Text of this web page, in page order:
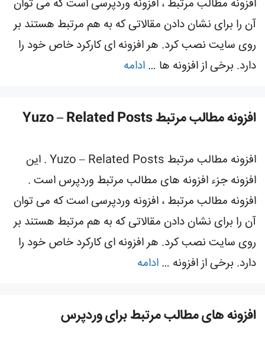
افزونه مطالب مرتبط ، افزونه وردپرسی است که می توان
آن را برای نشان دادن مقالاتی که به هم مرتبط هستند بر
روی سایت نصب کرد. هر افزونه ای کارکرد خاص خود را
دارد. برخی از افزونه ها … ادامه
افزونه مطالب مرتبط Yuzo – Related Posts
افزونه مطالب مرتبط Yuzo – Related Posts . این
افزونه جزء افزونه های مطالب مرتبط وردپرس است .
افزونه مطالب مرتبط ، افزونه وردپرسی است که می توان
آن را برای نشان دادن مقالاتی که به هم مرتبط هستند بر
روی سایت نصب کرد. هر افزونه ای کارکرد خاص خود را
دارد. برخی از افزونه … ادامه
افزونه های مطالب مرتبط برای وردپرس